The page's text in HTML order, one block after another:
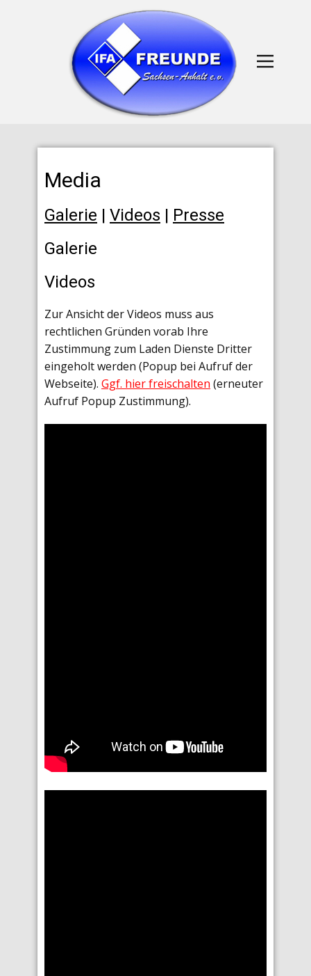
Media
Galerie | Videos | Presse
Galerie
Videos
Zur Ansicht der Videos muss aus
rechtlichen Gründen vorab Ihre
Zustimmung zum Laden Dienste Dritter
eingeholt werden (Popup bei Aufruf der
Webseite). Ggf. hier freischalten (erneuter
Aufruf Popup Zustimmung).